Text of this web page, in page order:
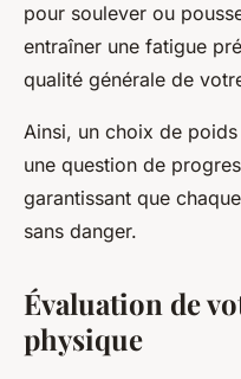
pour soulever ou
entraîner une fatigue
qualité générale de
Ainsi, un choix de
une question de
garantissant que
sans danger.
Évaluation de
physique